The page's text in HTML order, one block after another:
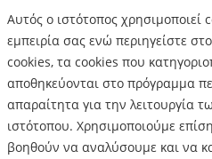
Αυτός ο ιστότοπος χρησιμοποιεί
εμπειρία σας ενώ περιηγείστε
cookies, τα cookies που
αποθηκεύονται στο πρόγραμμα
απαραίτητα για την λειτουργία
ιστότοπου. Χρησιμοποιούμε
βοηθούν να αναλύσουμε και να